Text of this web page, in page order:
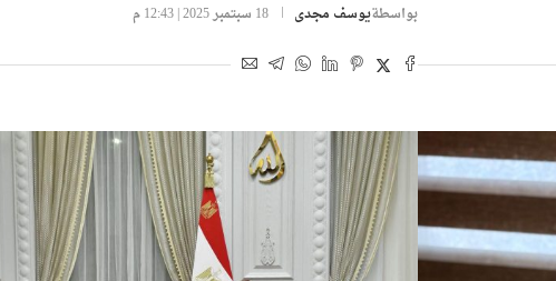
بواسطةيوسف مجدى 18 سبتمبر 2025 | 12:43 م